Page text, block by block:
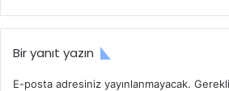
Bir yanıt yazın
E-posta adresiniz yayınlanmayacak.